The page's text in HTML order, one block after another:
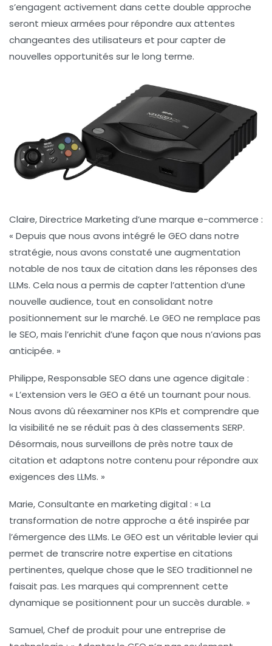
s’engagent activement dans cette double approche
seront mieux armées pour répondre aux attentes
changeantes des utilisateurs et pour capter de
nouvelles opportunités sur le long terme.
Claire, Directrice Marketing d’une marque e-commerce :
« Depuis que nous avons intégré le GEO dans notre
stratégie, nous avons constaté une augmentation
notable de nos taux de citation dans les réponses des
LLMs. Cela nous a permis de capter l’attention d’une
nouvelle audience, tout en consolidant notre
positionnement sur le marché. Le GEO ne remplace pas
le SEO, mais l’enrichit d’une façon que nous n’avions pas
anticipée. »
Philippe, Responsable SEO dans une agence digitale :
« L’extension vers le GEO a été un tournant pour nous.
Nous avons dû réexaminer nos KPIs et comprendre que
la visibilité ne se réduit pas à des classements SERP.
Désormais, nous surveillons de près notre taux de
citation et adaptons notre contenu pour répondre aux
exigences des LLMs. »
Marie, Consultante en marketing digital : « La
transformation de notre approche a été inspirée par
l’émergence des LLMs. Le GEO est un véritable levier qui
permet de transcrire notre expertise en citations
pertinentes, quelque chose que le SEO traditionnel ne
faisait pas. Les marques qui comprennent cette
dynamique se positionnent pour un succès durable. »
Samuel, Chef de produit pour une entreprise de